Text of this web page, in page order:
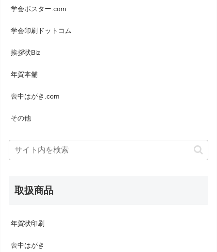
学会ポスター.com
学会印刷ドットコム
挨拶状Biz
年賀本舗
喪中はがき.com
その他
取扱商品
年賀状印刷
喪中はがき